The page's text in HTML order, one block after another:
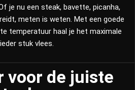
je nu een steak, bavette, picanha,
meten is weten. Met een goede
temperatuur haal je het maximale
stuk vlees.
voor de juiste